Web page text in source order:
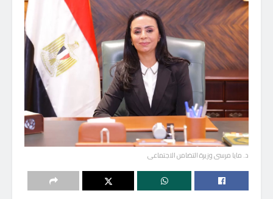
د. مايا مرسى وزيرة التضامن الاجتماعى